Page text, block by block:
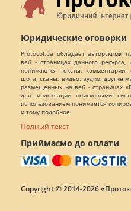
Юридические оговорки
Protocol.ua обладает авторскими
веб - страницах данного
понимаются тексты, комментарии,
шота, сканы, видео, аудио, другие
размещенных на веб - страницах
для индексации поисковыми
использованием понимается
и тому подобное.
Полный текст
Приймаємо до оплати
Copyright © 2014-2026